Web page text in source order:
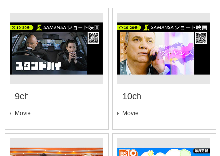
9ch
Movie
10ch
Movie